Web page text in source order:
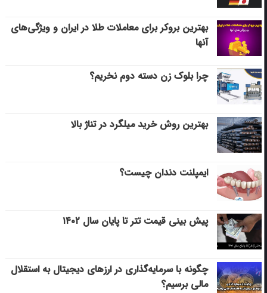
بهترین بروکر برای معاملات طلا در ایران و ویژگی‌های
آنها
چرا بلوک زن دسته دوم نخریم؟
بهترین روش خرید میلگرد در تناژ بالا
ایمپلنت دندان چیست؟
پیش بینی قیمت تتر تا پایان سال ۱۴۰۲
چگونه با سرمایه‌گذاری در ارزهای دیجیتال به استقلال
مالی برسیم؟